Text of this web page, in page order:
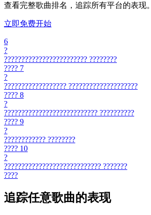
查看完整歌曲排名，追踪所有平台的表现。
立即免费开始
6
?
???????????????????????? ????????
???? 7
?
?????????????????? ????????????????????
???? 8
?
??????????????????????????? ??????????
???? 9
?
???????????? ????????
???? 10
?
???????????????????????????? ???????
????
追踪任意歌曲的表现